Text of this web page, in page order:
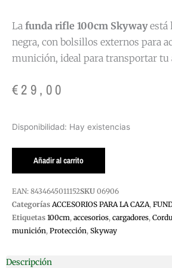
La funda rifle 100cm Skywayestá
negra, con bolsillos externos para
munición, ideal para transportar tu
€29,00
Disponibilidad: Hay existencias
FUNDA
SKYWAY
Añadir al carrito
EAN: 8434645011152SKU 06906
Categorías ACCESORIOS PARA LA CAZA,
Etiquetas 100cm, accesorios, cargadores,
munición, Protección, Skyway
Descripción